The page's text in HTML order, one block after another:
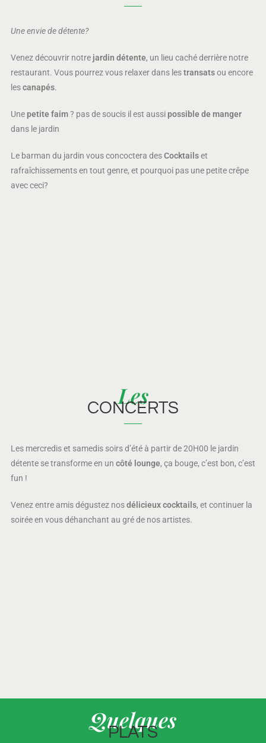
Une envie de détente?
Venez découvrir notre jardin détente, un lieu caché derrière notre
restaurant. Vous pourrez vous relaxer dans lestransatsou encore
lescanapés.
Une petite faim? pas de soucis il est aussi possible de manger
dans le jardin
Le barman du jardin vous concoctera desCocktailset
rafraîchissements en tout genre, et pourquoi pas une petite crêpe
avec ceci?
Les
CONCERTS
Les mercredis et samedis soirs d’été à partir de 20H00 le jardin
détente se transforme en un côté lounge, ça bouge, c’est bon, c’est
fun !
Venez entre amis dégustez nosdélicieux cocktails, et continuer la
soirée en vous déhanchant au gré de nos artistes.
Quelques
PLATS